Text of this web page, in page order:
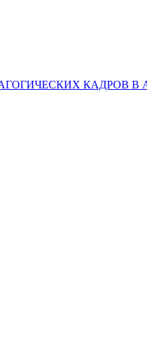
КАДРОВ В